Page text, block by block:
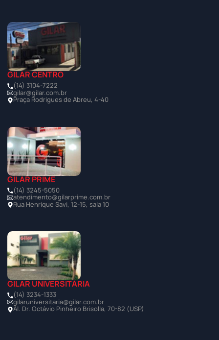
GILAR CENTRO
(14) 3104-7222
gilar@gilar.com.br
Praça Rodrigues de Abreu, 4-40
GILAR PRIME
(14) 3245-5050
atendimento@gilarprime.com.br
Rua Henrique Savi, 12-15, sala 10
GILAR UNIVERSITÁRIA
(14) 3234-1333
gilaruniversitaria@gilar.com.br
Al. Dr. Octávio Pinheiro Brisolla, 70-82 (USP)